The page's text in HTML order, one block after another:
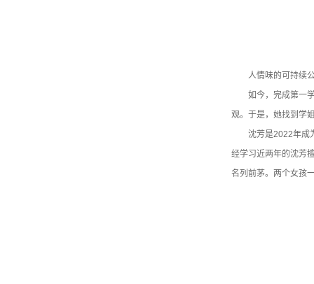
人情味的可持续
如今，完成第一
观。于是，她找到学
沈芳是2022年成
经学习近两年的沈芳
名列前茅。两个女孩